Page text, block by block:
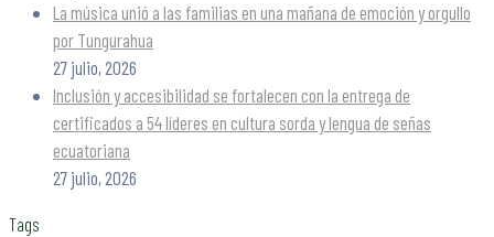
La música unió a las familias en una mañana de emoción y orgullo
por Tungurahua
27 julio, 2026
Inclusión y accesibilidad se fortalecen con la entrega de
certificados a 54 líderes en cultura sorda y lengua de señas
ecuatoriana
27 julio, 2026
Tags